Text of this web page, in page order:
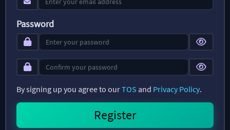
Password
By signing up you agree to ourTOS and Privacy Policy.